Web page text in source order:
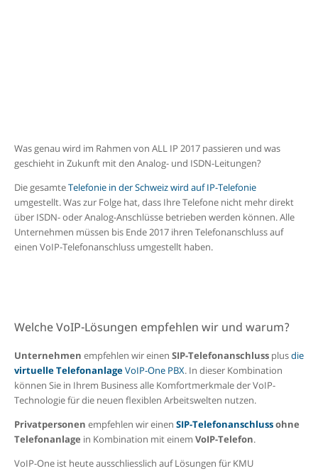
Was genau wird im Rahmen von ALL IP 2017 passieren und was
geschieht in Zukunft mit den Analog- und ISDN-Leitungen?
Die gesamteTelefonie in der Schweiz wird auf IP-Telefonie
umgestellt. Was zur Folge hat, dass Ihre Telefone nicht mehr direkt
über ISDN- oder Analog-Anschlüsse betrieben werden können. Alle
Unternehmen müssen bisEnde 2017 ihren Telefonanschluss auf
einen VoIP-Telefonanschluss umgestellt haben.
Welche VoIP-Lösungen empfehlen wir und warum?
Unternehmen empfehlen wir einen SIP-Telefonanschlussplusdie
virtuelle TelefonanlageVoIP-One PBX. In dieser Kombination
können Sie in Ihrem Business alle Komfortmerkmale der VoIP-
Technologie für die neuen flexiblen Arbeitswelten nutzen.
Privatpersonen empfehlen wir einen SIP-Telefonanschlussohne
Telefonanlage in Kombination mit einem VoIP-Telefon.
VoIP-One ist heute ausschliesslich auf Lösungen für KMU